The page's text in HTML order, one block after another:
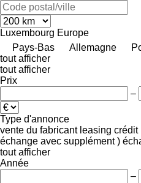
Luxembourg Europe
Pays-Bas
Allemagne
tout afficher
tout afficher
Prix
–
Type d'annonce
vente du fabricant leasing crédit
échange avec supplément )
tout afficher
Année
–